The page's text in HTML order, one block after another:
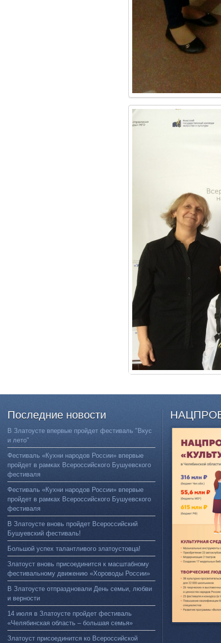
Последние новости
В Златоусте впервые пройдет фестиваль "Вкус
и лето"
Фестиваль «Кухни народов России» впервые
пройдет в рамках Всероссийского Бушуевского
фестиваля
Фестиваль «Кухни народов России» впервые
пройдет в рамках Всероссийского Бушуевского
фестиваля
В Златоусте вновь пройдет Всероссийский
Бушуевский фестиваль!
Большой успех талантливого златоустовца!
Златоуст вновь присоединится к масштабному
фестивальному движению «Хороводы России»
В Златоусте отпраздновали День семьи, любви
и верности
14 июля в Златоусте пройдет фестиваль
«Челябинская область – большая семья»
Златоуст присоединится ко Всероссийской